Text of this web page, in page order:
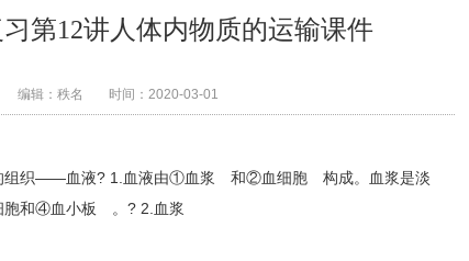
第12讲人体内物质的运输课件
编辑：秩名 时间：2020-03-01
组织——血液? 1.血液由①血浆 和②血细胞 构成。血浆是淡
胞和④血小板 。? 2.血浆